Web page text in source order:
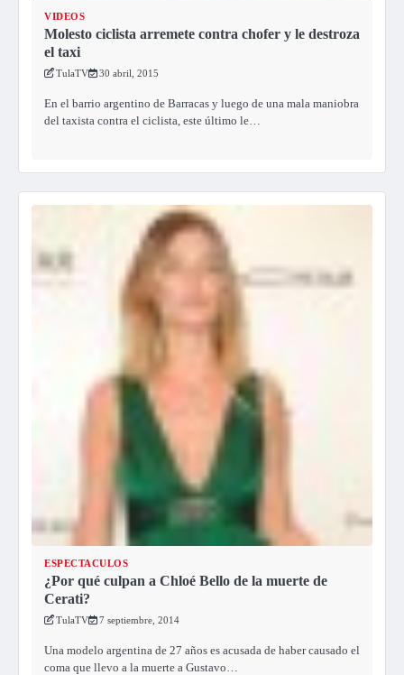
VIDEOS
Molesto ciclista arremete contra chofer y le destroza
el taxi
TulaTV 30 abril, 2015
En el barrio argentino de Barracas y luego de una mala maniobra
del taxista contra el ciclista, este último le…
ESPECTACULOS
¿Por qué culpan a Chloé Bello de la muerte de
Cerati?
TulaTV 7 septiembre, 2014
Una modelo argentina de 27 años es acusada de haber causado el
coma que llevo a la muerte a Gustavo…